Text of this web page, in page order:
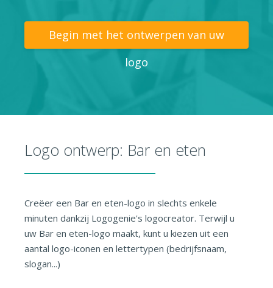
INLOGGEN
Begin met het ontwerpen van uw
logo
Logo ontwerp: Bar en eten
Creëer een Bar en eten-logo in slechts enkele
minuten dankzij Logogenie's logocreator. Terwijl u
uw Bar en eten-logo maakt, kunt u kiezen uit een
aantal logo-iconen en lettertypen (bedrijfsnaam,
slogan...)